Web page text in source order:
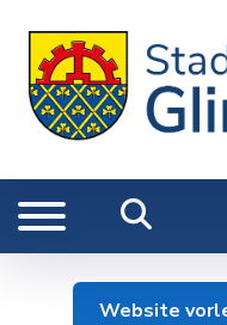
Website